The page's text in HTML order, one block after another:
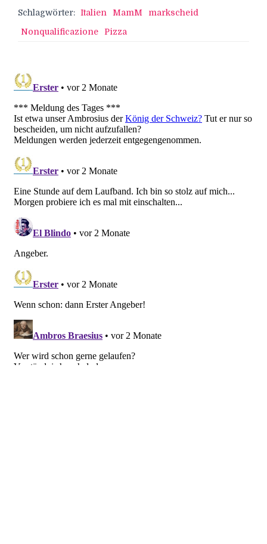
Schlagwörter: Italien MamM
markscheid
Nonqualificazione
Pizza